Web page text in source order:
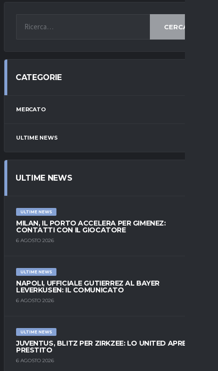
CERCA
CATEGORIE
MERCATO
ULTIME NEWS
ULTIME NEWS
ULTIME NEWS
MILAN, IL PORTO ACCELERA PER GIMENEZ:
CONTATTI CON IL GIOCATORE
6 AGOSTO 2026
ULTIME NEWS
NAPOLI, UFFICIALE GUTIERREZ AL BAYER
LEVERKUSEN: IL COMUNICATO
6 AGOSTO 2026
ULTIME NEWS
JUVENTUS, BLITZ PER ZIRKZEE: LO UNITED APRE AL
PRESTITO
6 AGOSTO 2026